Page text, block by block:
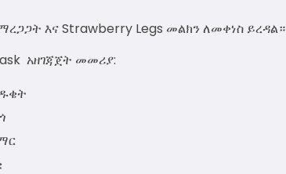
እና Strawberry Legs መልክን ለመቀነስ ይረዳል።
አዘገጃጀት መመሪያ: